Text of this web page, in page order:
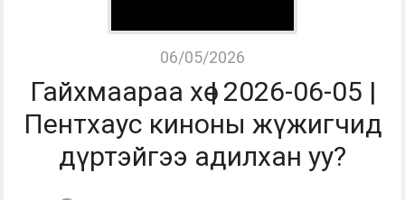
06/05/2026
Гайхмаараа хө | 2026-06-05 |
Пентхаус киноны жүжигчид
дүртэйгээ адилхан уу?